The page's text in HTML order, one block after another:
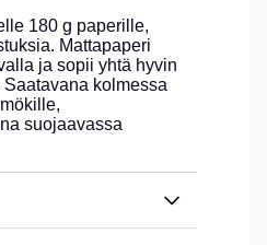
180 g paperille,
Mattapaperi
ja sopii yhtä hyvin
kolmessa
suojaavassa